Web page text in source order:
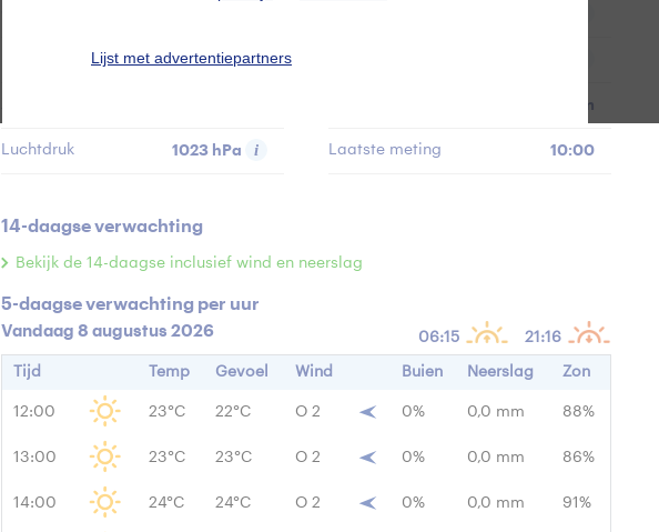
Lijst met advertentiepartners
0 mm
Luchtdruk 1023 hPa i
- km
Laatste meting 10:00
14-daagse verwachting
Bekijk de 14-daagse inclusief wind en neerslag
5-daagse verwachting per uur
Vandaag 8 augustus 2026 06:15 21:16
Tijd Temp Gevoel Wind Buien Neerslag Zon
12:00 23°C 22°C O 2 0% 0,0 mm 88%
13:00 23°C 23°C O 2 0% 0,0 mm 86%
14:00 24°C 24°C O 2 0% 0,0 mm 91%